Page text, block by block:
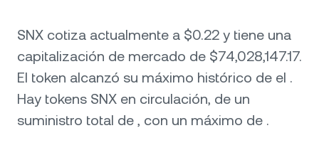
SNX cotiza actualmente a $0.22 y tiene una
capitalización de mercado de $74,028,147.17.
El token alcanzó su máximo histórico de el .
Hay tokens SNX en circulación, de un
suministro total de , con un máximo de .